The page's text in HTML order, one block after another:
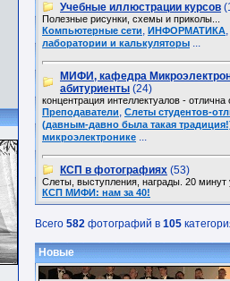
Учебные иллюстрации курсов
Полезные рисунки, схемы и приколы...
Компьютерные сети, ИНФОРМАТИКА,
лаборатории и калькуляторы ...
МИФИ, кафедра
абитуриенты (24)
концентрация интеллектуалов - отлична
Преподаватели, Слеты студентов-
(давным-давно была такая
микроэлектронике ...
КСП в фотографиях (53)
Слеты, выступления, награды. 20
КСП МИФИ: нам за 40!
Всего 582 фотографий в 105
Новые